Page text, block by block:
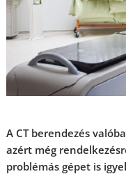
A CT berendezés
azért még
problémás gépet is